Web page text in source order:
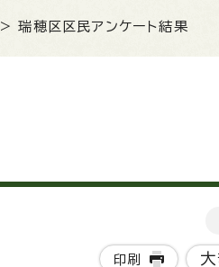
> 瑞穂区区民アンケート結果
印刷